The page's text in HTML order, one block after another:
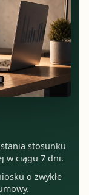
stosunku
w ciągu 7 dni.
o zwykłe